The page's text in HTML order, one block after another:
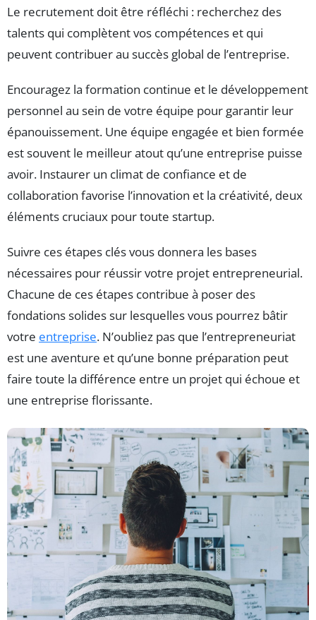
Le recrutement doit être réfléchi : recherchez des
talents qui complètent vos compétences et qui
peuvent contribuer au succès global de l’entreprise.
Encouragez la formation continue et le développement
personnel au sein de votre équipe pour garantir leur
épanouissement. Une équipe engagée et bien formée
est souvent le meilleur atout qu’une entreprise puisse
avoir. Instaurer un climat de confiance et de
collaboration favorise l’innovation et la créativité, deux
éléments cruciaux pour toute startup.
Suivre ces étapes clés vous donnera les bases
nécessaires pour réussir votre projet entrepreneurial.
Chacune de ces étapes contribue à poser des
fondations solides sur lesquelles vous pourrez bâtir
votre entreprise. N’oubliez pas que l’entrepreneuriat
est une aventure et qu’une bonne préparation peut
faire toute la différence entre un projet qui échoue et
une entreprise florissante.